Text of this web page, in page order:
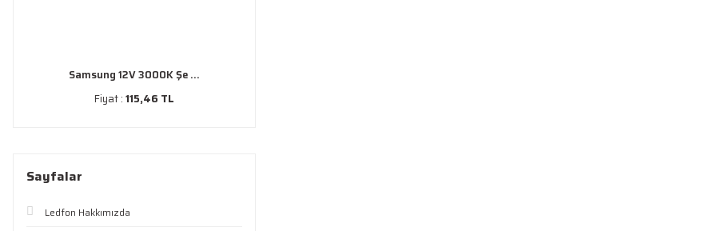
Samsung 12V 3000K Şe ...
Fiyat :115,46 TL
Sayfalar
Ledfon Hakkımızda